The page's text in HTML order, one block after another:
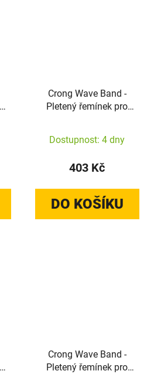
Crong Wave Band -
Pletený řemínek pro
(tmavě modrá)
Dostupnost: 4 dny
403 Kč
DO KOŠÍKU
Crong Wave Band -
Pletený řemínek pro